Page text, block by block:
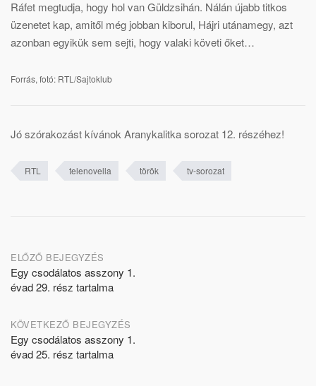
Ráfet megtudja, hogy hol van Güldzsihán. Nálán újabb titkos
üzenetet kap, amitől még jobban kiborul, Hájri utánamegy, azt
azonban egyikük sem sejti, hogy valaki követi őket…
Forrás, fotó: RTL/Sajtoklub
Jó szórakozást kívánok Aranykalitka sorozat 12. részéhez!
RTL telenovella török tv-sorozat
Post
navigation
ELŐZŐ BEJEGYZÉS
Egy csodálatos asszony 1.
évad 29. rész tartalma
KÖVETKEZŐ BEJEGYZÉS
Egy csodálatos asszony 1.
évad 25. rész tartalma